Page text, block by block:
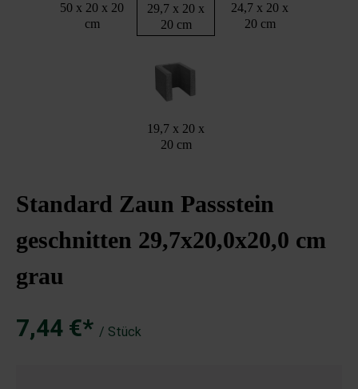
50 x 20 x 20
cm
29,7 x 20 x
20 cm
24,7 x 20 x
20 cm
19,7 x 20 x
20 cm
Standard Zaun Passstein
geschnitten 29,7x20,0x20,0 cm
grau
7,44 €* / Stück